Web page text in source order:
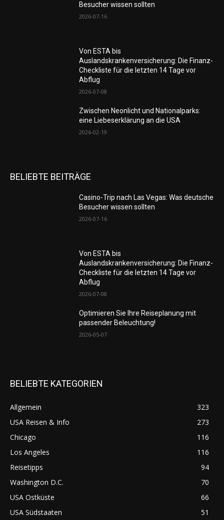
Besucher wissen sollten
2026-07-16
Von ESTA bis
Auslandskrankenversicherung: Die Finanz-
Checkliste für die letzten 14 Tage vor
Abflug
2026-07-08
Zwischen Neonlicht und Nationalparks:
eine Liebeserklärung an die USA
2026-02-19
BELIEBTE BEITRÄGE
Casino-Trip nach Las Vegas: Was deutsche
Besucher wissen sollten
2026-07-16
Von ESTA bis
Auslandskrankenversicherung: Die Finanz-
Checkliste für die letzten 14 Tage vor
Abflug
2026-07-08
Optimieren Sie Ihre Reiseplanung mit
passender Beleuchtung!
2026-05-07
BELIEBTE KATEGORIEN
Allgemein
323
USA Reisen & Info
273
Chicago
116
Los Angeles
116
Reisetipps
94
Washington D.C.
70
USA Ostküste
66
USA Südstaaten
51